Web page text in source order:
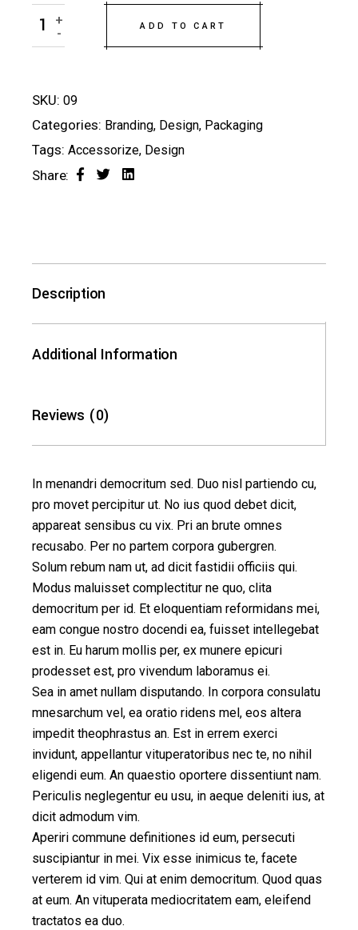
Cream quantity
-
+ ADD TO CART
SKU: 09
Categories: Branding, Design, Packaging
Tags: Accessorize, Design
Share:
Description
Additional Information
Reviews (0)
In menandri democritum sed. Duo nisl partiendo cu,
pro movet percipitur ut. No ius quod debet dicit,
appareat sensibus cu vix. Pri an brute omnes
recusabo. Per no partem corpora gubergren.
Solum rebum nam ut, ad dicit fastidii officiis qui.
Modus maluisset complectitur ne quo, clita
democritum per id. Et eloquentiam reformidans mei,
eam congue nostro docendi ea, fuisset intellegebat
est in. Eu harum mollis per, ex munere epicuri
prodesset est, pro vivendum laboramus ei.
Sea in amet nullam disputando. In corpora consulatu
mnesarchum vel, ea oratio ridens mel, eos altera
impedit theophrastus an. Est in errem exerci
invidunt, appellantur vituperatoribus nec te, no nihil
eligendi eum. An quaestio oportere dissentiunt nam.
Periculis neglegentur eu usu, in aeque deleniti ius, at
dicit admodum vim.
Aperiri commune definitiones id eum, persecuti
suscipiantur in mei. Vix esse inimicus te, facete
verterem id vim. Qui at enim democritum. Quod quas
at eum. An vituperata mediocritatem eam, eleifend
tractatos ea duo.